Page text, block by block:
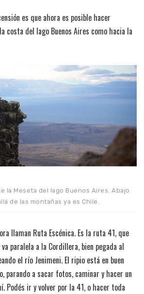
es que ahora es posible hacer
costa del lago Buenos Aires como hacia la
la Meseta del lago Buenos Aires. Abajo
de las montañas ya es Chile.
llaman Ruta Escénica. Es la ruta 41, que
paralela a la Cordillera, bien pegada al
el río Jenimeni. El ripio está en buen
parando a sacar fotos, caminar y hacer un
Podés ir y volver por la 41, o hacer toda